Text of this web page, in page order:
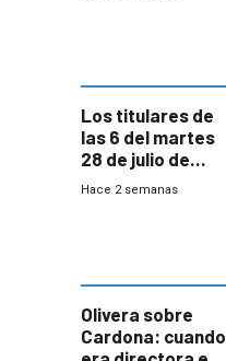
Los titulares de
las 6 del martes
28 de julio de
2026
Hace 2 semanas
Olivera sobre
Cardona: cuando